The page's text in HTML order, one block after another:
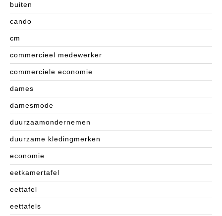
buiten
cando
cm
commercieel medewerker
commerciele economie
dames
damesmode
duurzaamondernemen
duurzame kledingmerken
economie
eetkamertafel
eettafel
eettafels